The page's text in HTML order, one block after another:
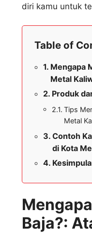
diri kamu untuk
Table of
Mengapa
Metal
Produk
Tips
Metal
Contoh
di Kota
Baja?: